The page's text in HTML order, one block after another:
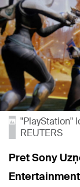
"PlayStation"
REUTERS
Pret Sony